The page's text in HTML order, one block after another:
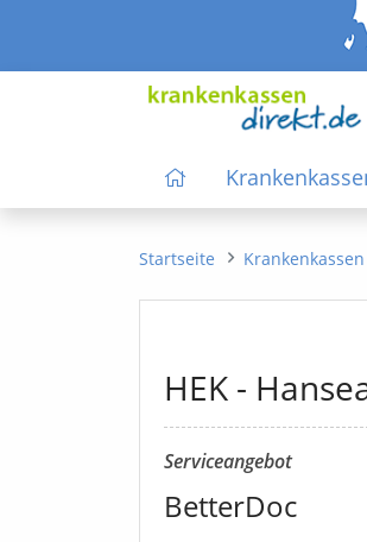
Startseite Krankenkassen
HEK -
Serviceangebot
BetterDoc